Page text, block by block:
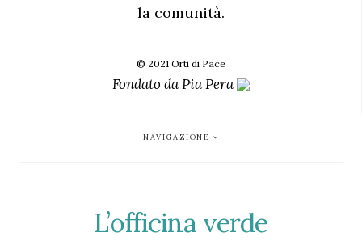
la comunità.
© 2021 Orti di Pace
Fondato daPia Pera
NAVIGAZIONE
L’officina verde